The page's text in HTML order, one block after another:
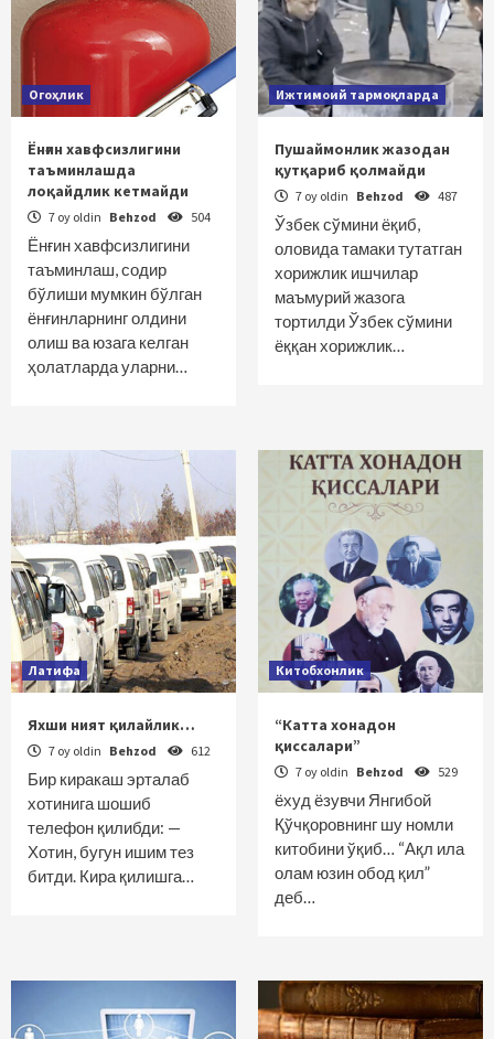
Огоҳлик
Ёнғин хавфсизлигини
таъминлашда
лоқайдлик кетмайди
7 oy oldin Behzod 504
Ёнғин хавфсизлигини
таъминлаш, содир
бўлиши мумкин бўлган
ёнғинларнинг олдини
олиш ва юзага келган
ҳолатларда уларни…
Ижтимоий тармоқларда
Пушаймонлик жазодан
қутқариб қолмайди
7 oy oldin Behzod 487
Ўзбек сўмини ёқиб,
оловида тамаки тутатган
хорижлик ишчилар
маъмурий жазога
тортилди Ўзбек сўмини
ёққан хорижлик…
Латифа
Яхши ният қилайлик…
7 oy oldin Behzod 612
Бир киракаш эрталаб
хотинига шошиб
телефон қилибди: —
Хотин, бугун ишим тез
битди. Кира қилишга…
Китобхонлик
“Катта хонадон
қиссалари”
7 oy oldin Behzod 529
ёхуд ёзувчи Янгибой
Қўчқоровнинг шу номли
китобини ўқиб… “Ақл ила
олам юзин обод қил”
деб…